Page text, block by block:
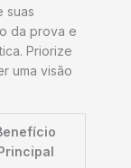
suas
da prova e
Priorize
uma visão